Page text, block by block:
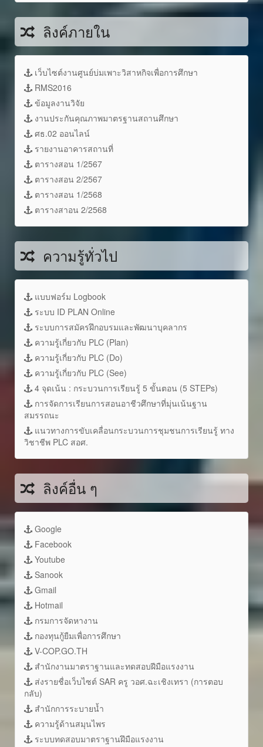
ลิงค์ภายใน
เว็บไซต์งานศูนย์บ่มเพาะวิสาหกิจเพื่อการศึกษา
RMS2016
ข้อมูลงานวิจัย
งานประกันคุณภาพมาตรฐานสถานศึกษา
ศธ.02 ออนไลน์
รายงานอาคารสถานที่
ตารางสอน 1/2567
ตารางสอน 2/2567
ตารางสอน 1/2568
ตารางสาอน 2/2568
ความรู้ทั่วไป
แบบฟอร์ม Logbook
ระบบ ID PLAN Online
ระบบการสมัครฝึกอบรมและพัฒนาบุคลากร
ความรู้เกี่ยวกับ PLC (Plan)
ความรู้เกี่ยวกับ PLC (Do)
ความรู้เกี่ยวกับ PLC (See)
4 จุดเน้น : กระบวนการเรียนรู้ 5 ขั้นตอน (5 STEPs)
การจัดการเรียนการสอนอาชีวศึกษาที่มุ่นเน้นฐาน
สมรรถนะ
แนวทางการขับเคลื่อนกระบวนการชุมชนการเรียนรู้ ทาง
วิชาชีพ PLC สอศ.
ลิงค์อื่น ๆ
Google
Facebook
Youtube
Sanook
Gmail
Hotmail
กรมการจัดหางาน
กองทุนกู้ยืมเพื่อการศึกษา
V-COP.GO.TH
สำนักงานมาตราฐานและทดสอบฝีมือแรงงาน
ส่งรายชื่อเว็บไซต์ SAR ครู วอศ.ฉะเชิงเทรา (การตอบ
กลับ)
สำนักการระบายน้ำ
ความรู้ด้านสมุนไพร
ระบบทดสอบมาตราฐานฝึมือแรงงาน